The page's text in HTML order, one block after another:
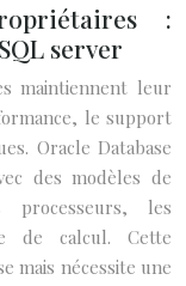
:
server
maintiennent leur
le support
Oracle Database
des modèles de
processeurs, les
de calcul. Cette
mais nécessite une